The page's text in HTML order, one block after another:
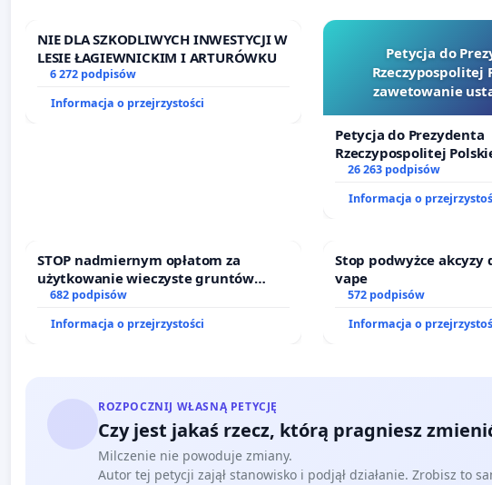
NIE DLA SZKODLIWYCH INWESTYCJI W
LESIE ŁAGIEWNICKIM I ARTURÓWKU
6 272 podpisów
Informacja o przejrzystości
Petycja do
Rzeczypospolitej
zawetowanie
Petycja do Prezydenta
Rzeczypospolitej
zawetowanie ustawy
26 263 podpisów
Informacja o
STOP nadmiernym opłatom za
użytkowanie wieczyste gruntów
zajmowanych przez rodzinne ogrody
682 podpisów
Informacja o przejrzystości
Stop podwyżce akcyzy
vape
572 podpisów
Informacja o
ROZPOCZNIJ WŁASNĄ PETYCJĘ
Czy jest jakaś rzecz, którą pragniesz
Milczenie nie powoduje zmiany.
Autor tej petycji zajął stanowisko i podjął działanie. Zrobisz to